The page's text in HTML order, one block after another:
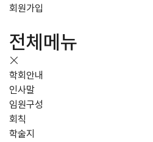
회원가입
전체메뉴
학회안내
인사말
임원구성
회칙
학술지